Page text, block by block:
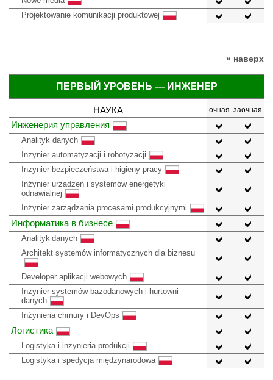
Projektowanie komunikacji produktowej
» наверх
ПЕРВЫЙ УРОВЕНЬ — ИНЖЕНЕР
НАУКА очная заочная
Инженерия управления
Analityk danych
Inżynier automatyzacji i robotyzacji
Inżynier bezpieczeństwa i higieny pracy
Inżynier urządzeń i systemów energetyki
odnawialnej
Inżynier zarządzania procesami produkcyjnymi
Информатика в бизнесе
Analityk danych
Architekt systemów informatycznych dla biznesu
Developer aplikacji webowych
Inżynier systemów bazodanowych i hurtowni
danych
Inżynieria chmury i DevOps
Логистика
Logistyka i inżynieria produkcji
Logistyka i spedycja międzynarodowa